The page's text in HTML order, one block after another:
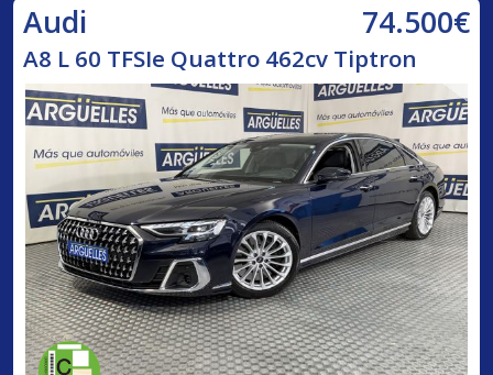
Audi 74.500€
A8 L 60 TFSIe Quattro 462cv Tiptron